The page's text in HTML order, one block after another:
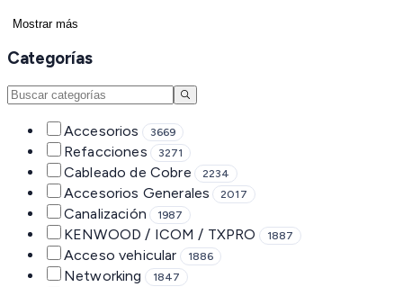
Mostrar más
Categorías
Accesorios 3669
Refacciones 3271
Cableado de Cobre 2234
Accesorios Generales 2017
Canalización 1987
KENWOOD / ICOM / TXPRO 1887
Acceso vehicular 1886
Networking 1847